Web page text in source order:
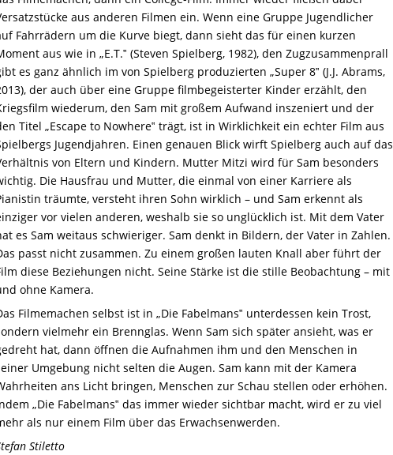
aus anderen Filmen ein. Wenn eine Gruppe Jugendlicher
Fahrrädern um die Kurve biegt, dann sieht das für einen kurzen
aus wie in „E.T.‟ (Steven Spielberg, 1982), den Zugzusammenprall
es ganz ähnlich im von Spielberg produzierten „Super 8‟ (J.J. Abrams,
der auch über eine Gruppe filmbegeisterter Kinder erzählt, den
wiederum, den Sam mit großem Aufwand inszeniert und der
Titel „Escape to Nowhere‟ trägt, ist in Wirklichkeit ein echter Film aus
Jugendjahren. Einen genauen Blick wirft Spielberg auch auf das
von Eltern und Kindern. Mutter Mitzi wird für Sam besonders
Die Hausfrau und Mutter, die einmal von einer Karriere als
träumte, versteht ihren Sohn wirklich – und Sam erkennt als
vor vielen anderen, weshalb sie so unglücklich ist. Mit dem Vater
es Sam weitaus schwieriger. Sam denkt in Bildern, der Vater in Zahlen.
passt nicht zusammen. Zu einem großen lauten Knall aber führt der
diese Beziehungen nicht. Seine Stärke ist die stille Beobachtung – mit
ohne Kamera.
Filmemachen selbst ist in „Die Fabelmans‟ unterdessen kein Trost,
vielmehr ein Brennglas. Wenn Sam sich später ansieht, was er
hat, dann öffnen die Aufnahmen ihm und den Menschen in
Umgebung nicht selten die Augen. Sam kann mit der Kamera
ans Licht bringen, Menschen zur Schau stellen oder erhöhen.
„Die Fabelmans‟ das immer wieder sichtbar macht, wird er zu viel
als nur einem Film über das Erwachsenwerden.
Stiletto